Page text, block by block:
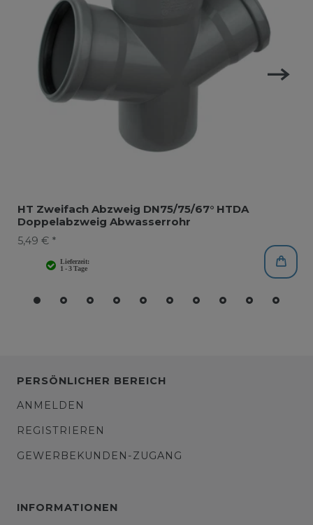
HT Zweifach Abzweig DN75/75/67° HTDA
Doppelabzweig Abwasserrohr
5,49 € *
PERSÖNLICHER BEREICH
ANMELDEN
REGISTRIEREN
GEWERBEKUNDEN-ZUGANG
INFORMATIONEN